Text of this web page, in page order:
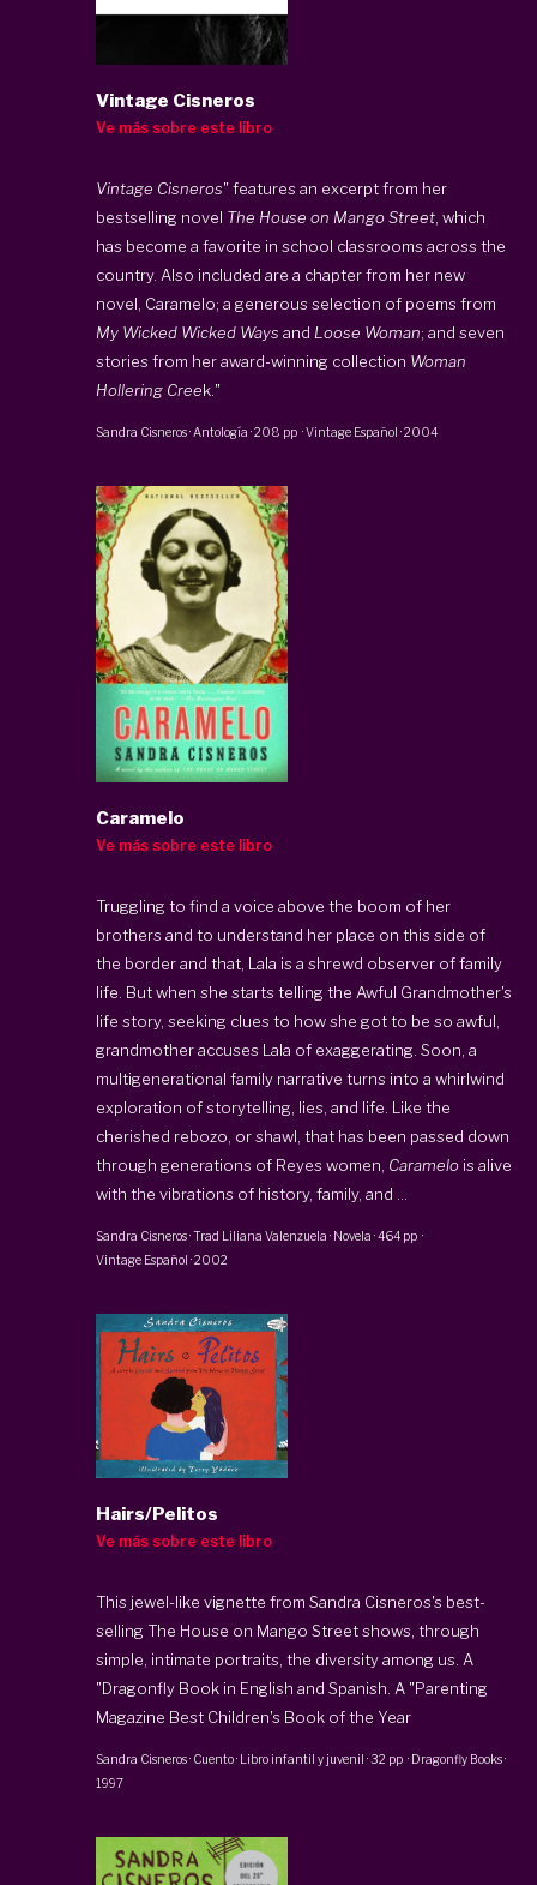
Vintage Cisneros
Ve más sobre este libro
Vintage Cisneros" features an excerpt from her
bestselling novel The House on Mango Street , which
has become a favorite in school classrooms across the
country. Also included are a chapter from her new
novel, Caramelo; a generous selection of poems from
My Wicked Wicked Ways and Loose Woman; and seven
stories from her award-winning collection Woman
Hollering Creek."
Sandra Cisneros· Antología ·208 pp ·Vintage Español ·2004
Caramelo
Ve más sobre este libro
Truggling to find a voice above the boom of her
brothers and to understand her place on this side of
the border and that, Lala is a shrewd observer of family
life. But when she starts telling the Awful Grandmother's
life story, seeking clues to how she got to be so awful,
grandmother accuses Lala of exaggerating. Soon, a
multigenerational family narrative turns into a whirlwind
exploration of storytelling, lies, and life. Like the
cherished rebozo, or shawl, that has been passed down
through generations of Reyes women, Caramelo is alive
with the vibrations of history, family, and ...
Sandra Cisneros· Trad Liliana Valenzuela · Novela ·464 pp ·
Vintage Español ·2002
Hairs/Pelitos
Ve más sobre este libro
This jewel-like vignette from Sandra Cisneros's best-
selling The House on Mango Street shows, through
simple, intimate portraits, the diversity among us. A
"Dragonfly Book in English and Spanish. A "Parenting
Magazine Best Children's Book of the Year
Sandra Cisneros· Cuento · Libro infantil y juvenil ·32 pp · Dragonfly Books·
1997